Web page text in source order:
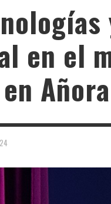
en el
Añora